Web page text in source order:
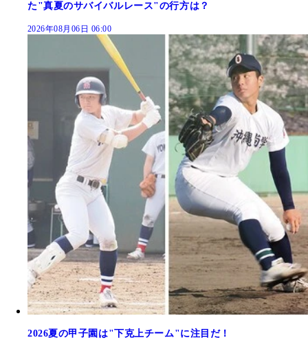
た"真夏のサバイバルレース"の行方は？
2026年08月06日 06:00
2026夏の甲子園は"下克上チーム"に注目だ！